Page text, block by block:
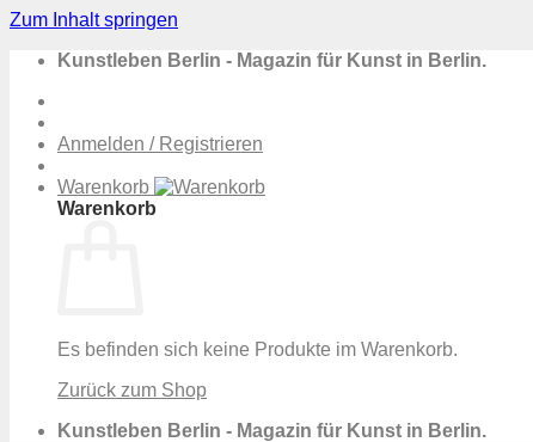
Zum Inhalt springen
Kunstleben Berlin - Magazin für Kunst in Berlin.
Anmelden / Registrieren
Warenkorb
Warenkorb
Es befinden sich keine Produkte im Warenkorb.
Zurück zum Shop
Kunstleben Berlin - Magazin für Kunst in Berlin.